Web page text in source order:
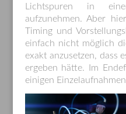
Lichtspuren in
aufzunehmen. Aber
Timing und
einfach nicht möglich
exakt anzusetzen, dass
ergeben hätte. Im
einigen